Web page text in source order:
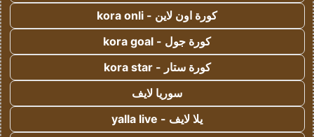
كورة اون لاين - kora onli
كورة جول - kora goal
كورة ستار - kora star
سوريا لايف
يلا لايف - yalla live